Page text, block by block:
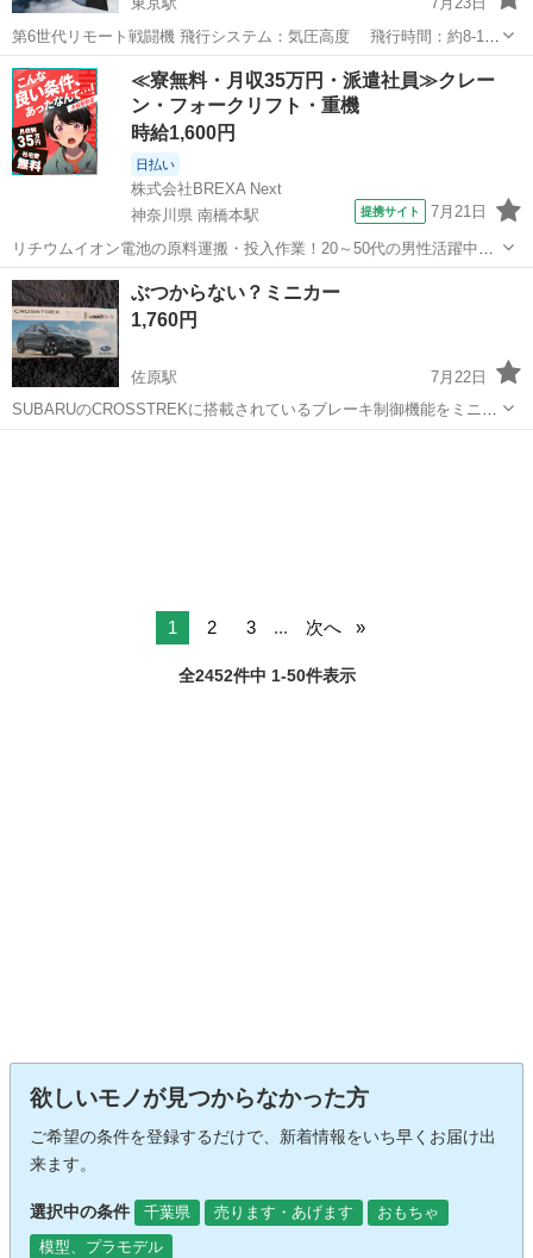
第6世代リモート戦闘機 飛行システム：気圧高度 飛行時間：約8-10
分間 本体サイズ：約235×205×42mm 本体重量：約29g 本体電池容
量：3.7V 800mAh（2点付き） リモート距離：約100M リモート電池...
千葉 千葉市 東京駅 模型、プラモデル
≪寮無料・月収35万円・派遣社員≫クレー
ン・フォークリフト・重機
時給1,600円
日払い
株式会社BREXA Next
神奈川県 南橋本駅
提携サイト 7月21日
リチウムイオン電池の原料運搬・投入作業！20～50代の男性活躍中★
ワンルーム寮完備！赴任旅費会社負担！年間休日130日★フォークリフ
ト免許お持ちの方、活躍中！就業先食堂利用可★《神奈川県相模原
市》 人気の工場のお仕事 ◇電...
神奈川 相模原市 南橋本駅
ぶつからない？ミニカー
1,760円
佐原駅
7月22日
SUBARUのCROSSTREKに搭載されているブレーキ制御機能をミニカ
ーで再現しているプロモーショングッズです。 単4電池を2本入れて可
1 2 3 ... 次へ
全2452件中 1-50件表示
欲しいモノが見つからなかった方
ご希望の条件を登録するだけで、新着情報をいち早くお届け出
来ます。
選択中の条件 千葉県 売ります・あげます
おもちゃ
模型、プラモデル